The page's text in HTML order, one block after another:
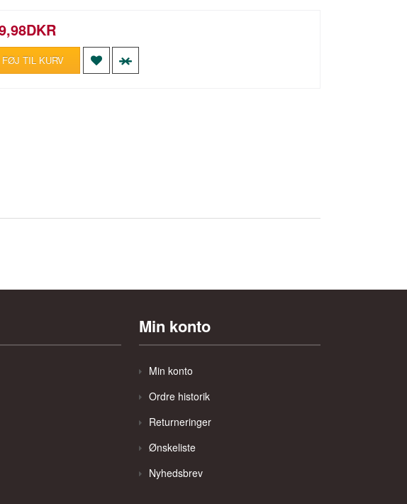
FØJ TIL KURV
Min konto
Min konto
Ordre historik
Returneringer
Ønskeliste
Nyhedsbrev